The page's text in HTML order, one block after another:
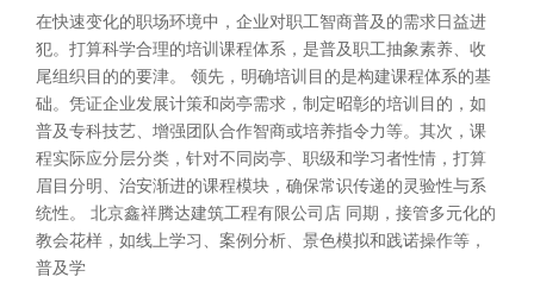
在快速变化的职场环境中，企业对职工智商普及的需求日益进
犯。打算科学合理的培训课程体系，是普及职工抽象素养、收
尾组织目的的要津。 领先，明确培训目的是构建课程体系的基
础。凭证企业发展计策和岗亭需求，制定昭彰的培训目的，如
普及专科技艺、增强团队合作智商或培养指令力等。其次，课
程实际应分层分类，针对不同岗亭、职级和学习者性情，打算
眉目分明、治安渐进的课程模块，确保常识传递的灵验性与系
统性。 北京鑫祥腾达建筑工程有限公司店 同期，接管多元化的
教会花样，如线上学习、案例分析、景色模拟和践诺操作等，
普及学